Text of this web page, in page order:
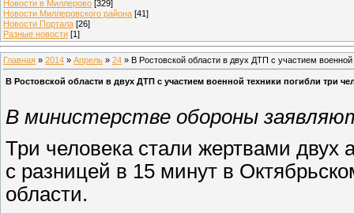
Новости в Миллерово [329]
Новости Миллеровского района [41]
Новости Портала [26]
Разные новости [1]
Главная » 2014 » Апрель » 24 » В Ростовской области в двух ДТП с участием военной
В Ростовской области в двух ДТП с участием военной техники погибли три
В министерстве обороны
Три человека стали жертвами двух
с разницей в 15 минут в
области.